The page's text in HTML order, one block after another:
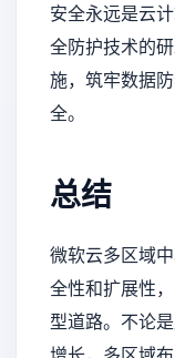
安全永远是云
全防护技术的
施，筑牢数据
全。
总结
微软云多区域
全性和扩展性
型道路。不论